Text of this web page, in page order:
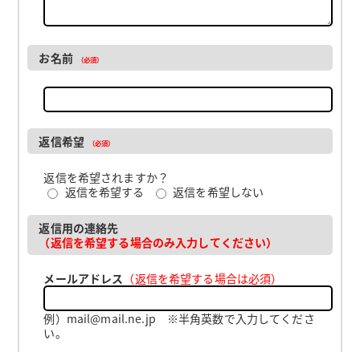
お名前 （必須）
返信希望 （必須）
返信を希望されますか？
返信を希望する
返信を希望しない
返信用の連絡先
（返信を希望する場合のみ入力してください）
メールアドレス （返信を希望する場合は必須）
例）mail@mail.ne.jp ※半角英数で入力してくださ
い。